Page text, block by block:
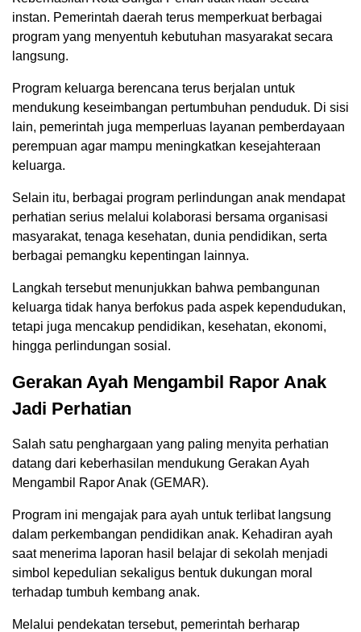
instan. Pemerintah daerah terus memperkuat berbagai
program yang menyentuh kebutuhan masyarakat secara
langsung.
Program keluarga berencana terus berjalan untuk
mendukung keseimbangan pertumbuhan penduduk. Di sisi
lain, pemerintah juga memperluas layanan pemberdayaan
perempuan agar mampu meningkatkan kesejahteraan
keluarga.
Selain itu, berbagai program perlindungan anak mendapat
perhatian serius melalui kolaborasi bersama organisasi
masyarakat, tenaga kesehatan, dunia pendidikan, serta
berbagai pemangku kepentingan lainnya.
Langkah tersebut menunjukkan bahwa pembangunan
keluarga tidak hanya berfokus pada aspek kependudukan,
tetapi juga mencakup pendidikan, kesehatan, ekonomi,
hingga perlindungan sosial.
Gerakan Ayah Mengambil Rapor Anak
Jadi Perhatian
Salah satu penghargaan yang paling menyita perhatian
datang dari keberhasilan mendukung Gerakan Ayah
Mengambil Rapor Anak (GEMAR).
Program ini mengajak para ayah untuk terlibat langsung
dalam perkembangan pendidikan anak. Kehadiran ayah
saat menerima laporan hasil belajar di sekolah menjadi
simbol kepedulian sekaligus bentuk dukungan moral
terhadap tumbuh kembang anak.
Melalui pendekatan tersebut, pemerintah berharap